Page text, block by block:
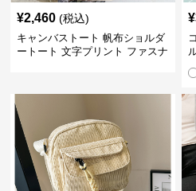
¥2,460 (税込)
キャンバストート 帆布ショルダ
ートート 文字プリント ファスナ
¥